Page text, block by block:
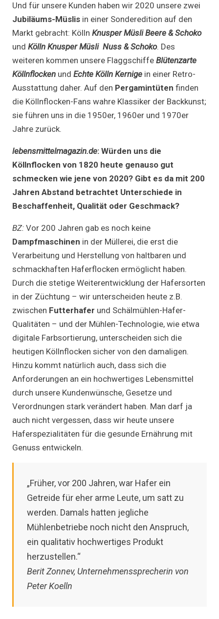
Und für unsere Kunden haben wir 2020 unsere zwei
Jubiläums-Müslis in einer Sonderedition auf den
Markt gebracht: Kölln Knusper Müsli Beere & Schoko
und Kölln Knusper Müsli Nuss & Schoko. Des
weiteren kommen unsere Flaggschiffe Blütenzarte
Köllnflocken und Echte Kölln Kernige in einer Retro-
Ausstattung daher. Auf den Pergamintüten finden
die Köllnflocken-Fans wahre Klassiker der Backkunst;
sie führen uns in die 1950er, 1960er und 1970er
Jahre zurück.
lebensmittelmagazin.de: Würden uns die
Köllnflocken von 1820 heute genauso gut
schmecken wie jene von 2020? Gibt es da mit 200
Jahren Abstand betrachtet Unterschiede in
Beschaffenheit, Qualität oder Geschmack?
BZ: Vor 200 Jahren gab es noch keine
Dampfmaschinen in der Müllerei, die erst die
Verarbeitung und Herstellung von haltbaren und
schmackhaften Haferflocken ermöglicht haben.
Durch die stetige Weiterentwicklung der Hafersorten
in der Züchtung – wir unterscheiden heute z.B.
zwischen Futterhafer und Schälmühlen-Hafer-
Qualitäten – und der Mühlen-Technologie, wie etwa
digitale Farbsortierung, unterscheiden sich die
heutigen Köllnflocken sicher von den damaligen.
Hinzu kommt natürlich auch, dass sich die
Anforderungen an ein hochwertiges Lebensmittel
durch unsere Kundenwünsche, Gesetze und
Verordnungen stark verändert haben. Man darf ja
auch nicht vergessen, dass wir heute unsere
Haferspezialitäten für die gesunde Ernährung mit
Genuss entwickeln.
„Früher, vor 200 Jahren, war Hafer ein
Getreide für eher arme Leute, um satt zu
werden. Damals hatten jegliche
Mühlenbetriebe noch nicht den Anspruch,
ein qualitativ hochwertiges Produkt
herzustellen.“
Berit Zonnev, Unternehmenssprecherin von
Peter Koelln